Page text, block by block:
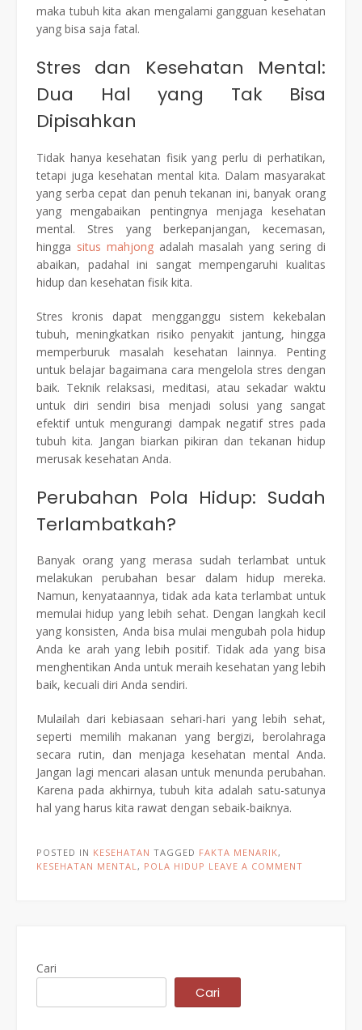
maka tubuh kita akan mengalami gangguan kesehatan
yang bisa saja fatal.
Stres dan Kesehatan Mental:
Dua Hal yang Tak Bisa
Dipisahkan
Tidak hanya kesehatan fisik yang perlu di perhatikan,
tetapi juga kesehatan mental kita. Dalam masyarakat
yang serba cepat dan penuh tekanan ini, banyak orang
yang mengabaikan pentingnya menjaga kesehatan
mental. Stres yang berkepanjangan, kecemasan,
hingga situs mahjongadalah masalah yang sering di
abaikan, padahal ini sangat mempengaruhi kualitas
hidup dan kesehatan fisik kita.
Stres kronis dapat mengganggu sistem kekebalan
tubuh, meningkatkan risiko penyakit jantung, hingga
memperburuk masalah kesehatan lainnya. Penting
untuk belajar bagaimana cara mengelola stres dengan
baik. Teknik relaksasi, meditasi, atau sekadar waktu
untuk diri sendiri bisa menjadi solusi yang sangat
efektif untuk mengurangi dampak negatif stres pada
tubuh kita. Jangan biarkan pikiran dan tekanan hidup
merusak kesehatan Anda.
Perubahan Pola Hidup: Sudah
Terlambatkah?
Banyak orang yang merasa sudah terlambat untuk
melakukan perubahan besar dalam hidup mereka.
Namun, kenyataannya, tidak ada kata terlambat untuk
memulai hidup yang lebih sehat. Dengan langkah kecil
yang konsisten, Anda bisa mulai mengubah pola hidup
Anda ke arah yang lebih positif. Tidak ada yang bisa
menghentikan Anda untuk meraih kesehatan yang lebih
baik, kecuali diri Anda sendiri.
Mulailah dari kebiasaan sehari-hari yang lebih sehat,
seperti memilih makanan yang bergizi, berolahraga
secara rutin, dan menjaga kesehatan mental Anda.
Jangan lagi mencari alasan untuk menunda perubahan.
Karena pada akhirnya, tubuh kita adalah satu-satunya
hal yang harus kita rawat dengan sebaik-baiknya.
POSTED IN KESEHATAN TAGGED FAKTA MENARIK,
KESEHATAN MENTAL, POLA HIDUP LEAVE A COMMENT
Cari
Cari